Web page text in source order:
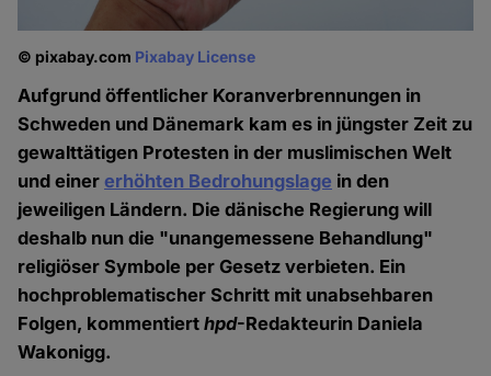
© pixabay.com Pixabay License
Aufgrund öffentlicher Koranverbrennungen in
Schweden und Dänemark kam es in jüngster Zeit zu
gewalttätigen Protesten in der muslimischen Welt
und einererhöhten Bedrohungslage in den
jeweiligen Ländern. Die dänische Regierung will
deshalb nun die "unangemessene Behandlung"
religiöser Symbole per Gesetz verbieten. Ein
hochproblematischer Schritt mit unabsehbaren
Folgen, kommentierthpd-Redakteurin Daniela
Wakonigg.